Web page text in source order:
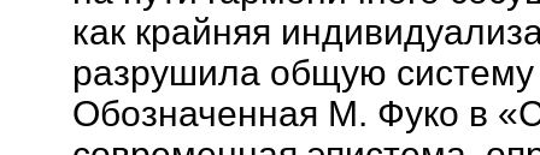
как крайняя
разрушила общую систему
Обозначенная М. Фуко в